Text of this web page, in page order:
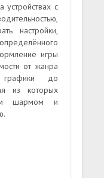
с
настройки,
игры
от жанра
до
из которых
шармом и